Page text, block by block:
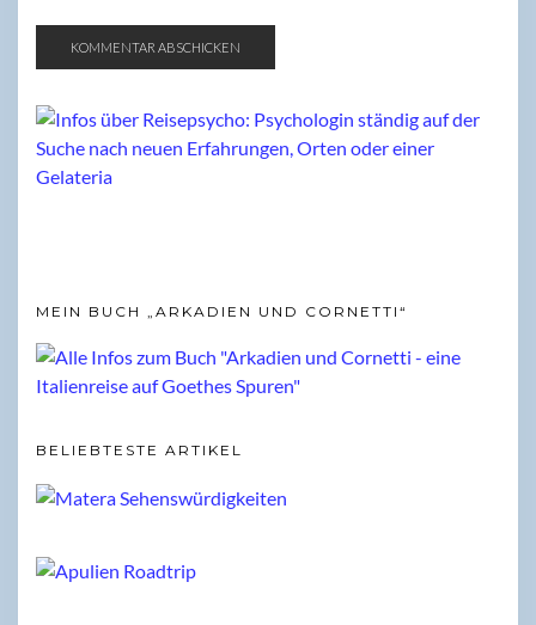
MEIN BUCH „ARKADIEN UND CORNETTI“
BELIEBTESTE ARTIKEL